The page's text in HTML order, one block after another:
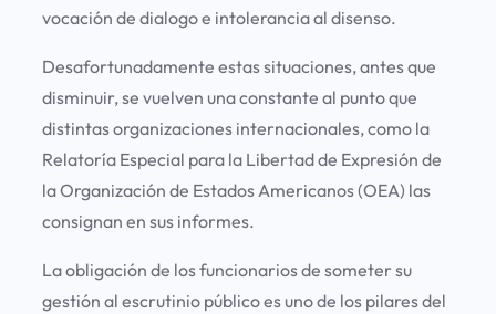
vocación de dialogo e intolerancia al disenso.
Desafortunadamente estas situaciones, antes que
disminuir, se vuelven una constante al punto que
distintas organizaciones internacionales, como la
Relatoría Especial para la Libertad de Expresión de
la Organización de Estados Americanos (OEA) las
consignan en sus informes.
La obligación de los funcionarios de someter su
gestión al escrutinio público es uno de los pilares del